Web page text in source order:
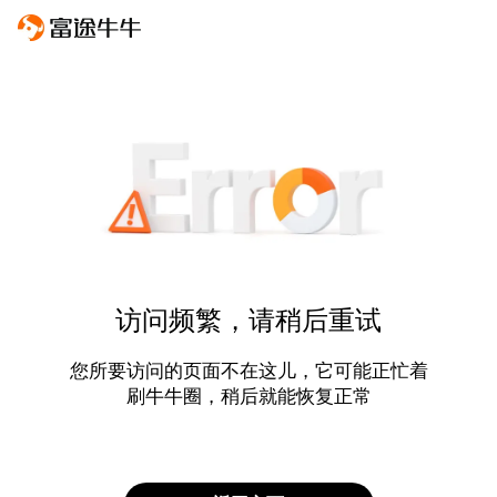
访问频繁，请稍后重试
您所要访问的页面不在这儿，它可能正忙着
刷牛牛圈，稍后就能恢复正常